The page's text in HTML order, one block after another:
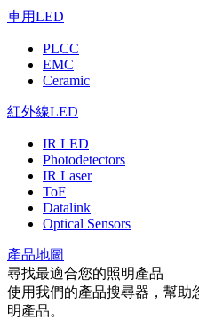
車用LED
PLCC
EMC
Ceramic
紅外線LED
IR LED
Photodetectors
IR Laser
ToF
Datalink
Optical Sensors
產品地圖
尋找最適合您的照明產品
使用我們的產品搜尋器，幫助
明產品。